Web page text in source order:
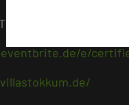
sichern!
e/